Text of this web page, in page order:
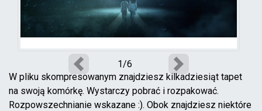
Poprzedni Następny
1/6
W pliku skompresowanym znajdziesz kilkadziesiąt tapet
na swoją komórkę. Wystarczy pobrać i rozpakować.
Rozpowszechnianie wskazane :). Obok znajdziesz niektóre